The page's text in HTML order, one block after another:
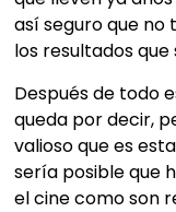
así seguro que
los resultados
Después de todo
queda por decir,
valioso que es
sería posible que
el cine como son